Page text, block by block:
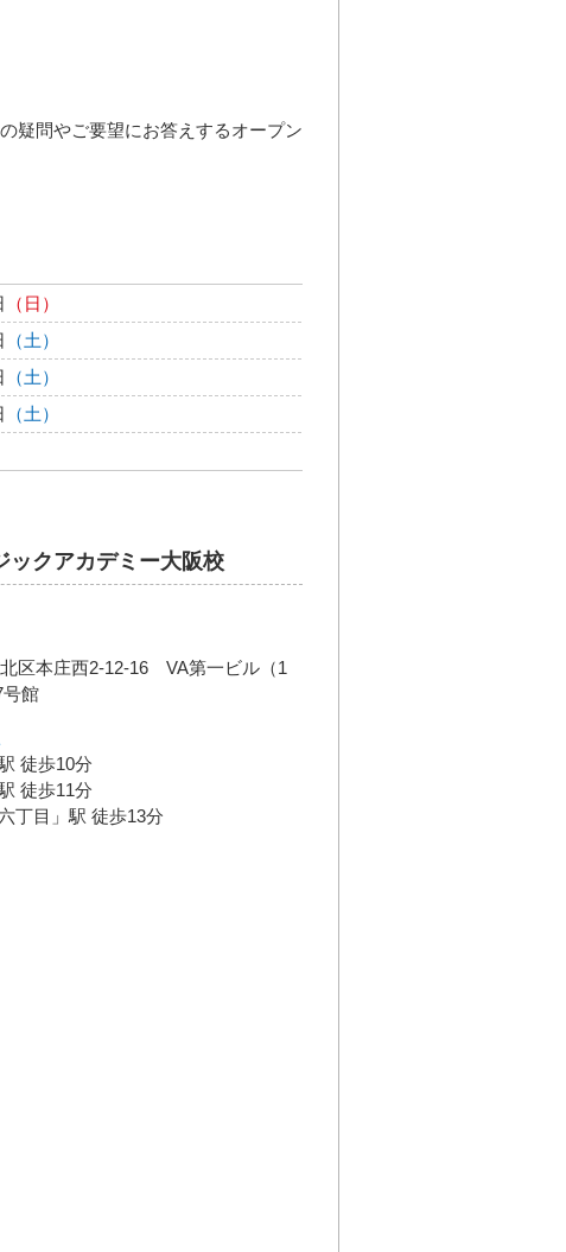
疑問やご要望にお答えするオープン
（日）
（土）
（土）
（土）
ックアカデミー大阪校
区本庄西2-12-16 VA第一ビル（1
館
徒歩10分
徒歩11分
丁目」駅 徒歩13分